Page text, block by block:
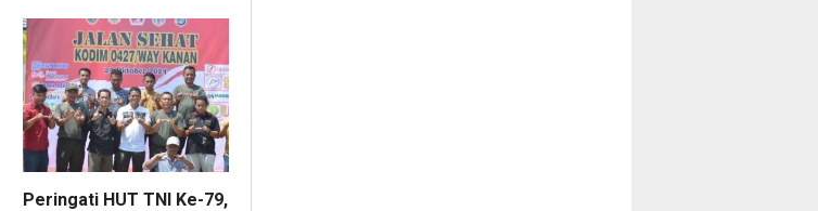
Peringati HUT TNI Ke-79,